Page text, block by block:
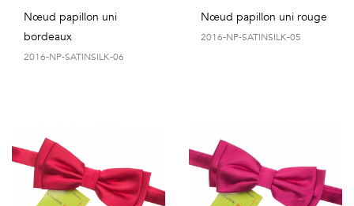
Nœud papillon uni
bordeaux
2016-NP-SATINSILK-06
Nœud papillon uni rouge
2016-NP-SATINSILK-05